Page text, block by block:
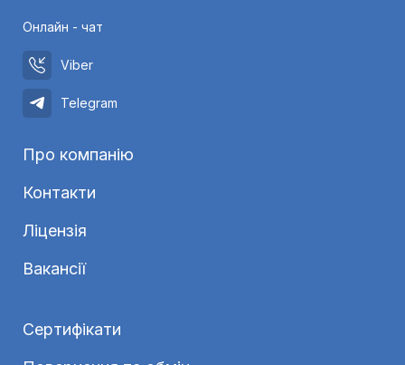
Онлайн - чат
Viber
Telegram
Про компанію
Контакти
Ліцензія
Вакансії
Сертифікати